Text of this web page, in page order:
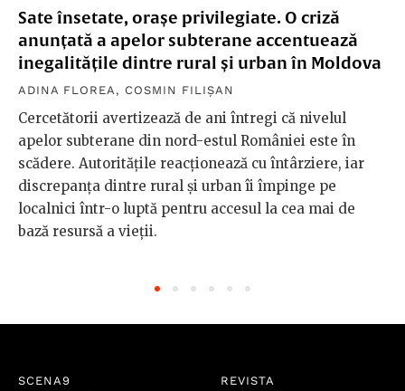
Sate însetate, orașe privilegiate. O criză
anunțată a apelor subterane accentuează
inegalitățile dintre rural și urban în Moldova
ADINA FLOREA , COSMIN FILIȘAN
Cercetătorii avertizează de ani întregi că nivelul
apelor subterane din nord-estul României este în
scădere. Autoritățile reacționează cu întârziere, iar
discrepanța dintre rural și urban îi împinge pe
localnici într-o luptă pentru accesul la cea mai de
bază resursă a vieții.
SCENA9 REVISTA